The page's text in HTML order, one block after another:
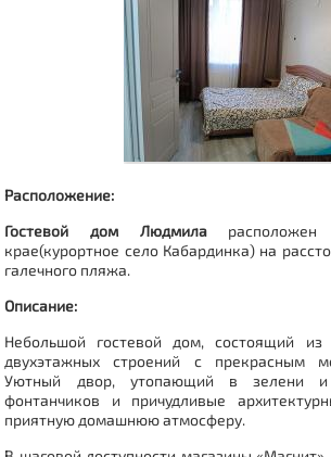
Расположение:
Гостевой дом Людмиларасположен
крае(курортное село Кабардинка) на
галечного пляжа.
Описание:
Небольшой гостевой дом, состоящий из
двухэтажных строений с прекрасным
Уютный двор, утопающий в зелени и
фонтанчиков и причудливые
приятную домашнюю атмосферу.